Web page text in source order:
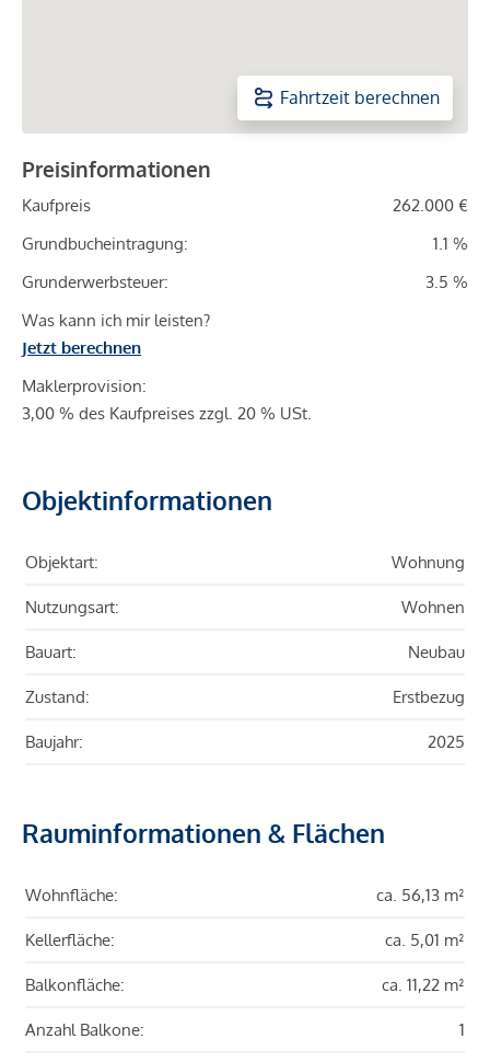
Fahrtzeit berechnen
Preisinformationen
Kaufpreis
262.000 €
Grundbucheintragung:
1.1 %
Grunderwerbsteuer:
3.5 %
Was kann ich mir leisten?
Jetzt berechnen
Maklerprovision:
3,00 % des Kaufpreises zzgl. 20 % USt.
Objektinformationen
Objektart: Wohnung
Nutzungsart: Wohnen
Bauart: Neubau
Zustand: Erstbezug
Baujahr: 2025
Rauminformationen & Flächen
Wohnfläche: ca. 56,13 m²
Kellerfläche: ca. 5,01 m²
Balkonfläche: ca. 11,22 m²
Anzahl Balkone: 1